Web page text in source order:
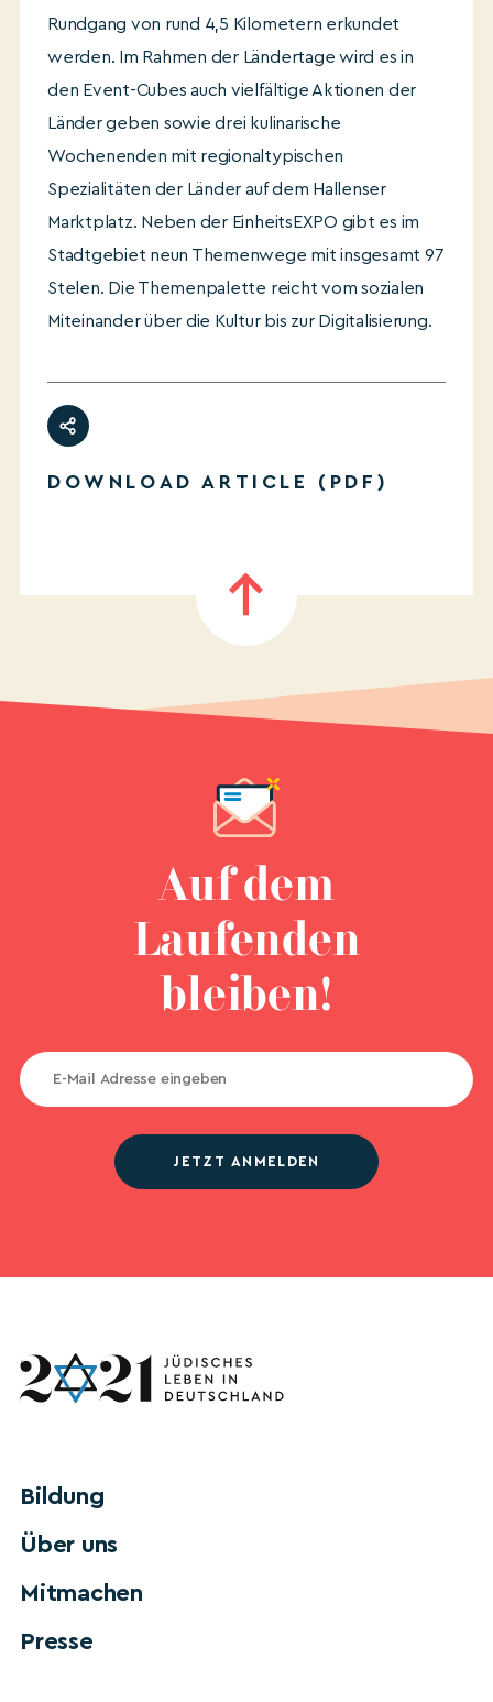
Rundgang von rund 4,5 Kilometern erkundet
werden. Im Rahmen der Ländertage wird es in
den Event-Cubes auch vielfältige Aktionen der
Länder geben sowie drei kulinarische
Wochenenden mit regionaltypischen
Spezialitäten der Länder auf dem Hallenser
Marktplatz. Neben der EinheitsEXPO gibt es im
Stadtgebiet neun Themenwege mit insgesamt 97
Stelen. Die Themenpalette reicht vom sozialen
Miteinander über die Kultur bis zur Digitalisierung.
DOWNLOAD ARTICLE (PDF)
Auf dem
Laufenden
bleiben!
JETZT ANMELDEN
Bildung
Über uns
Mitmachen
Presse